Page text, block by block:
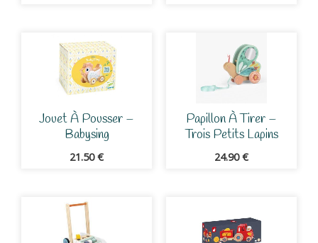
Jouet À Pousser –
Babysing
21.50€
Papillon À Tirer –
Trois Petits Lapins
24.90€